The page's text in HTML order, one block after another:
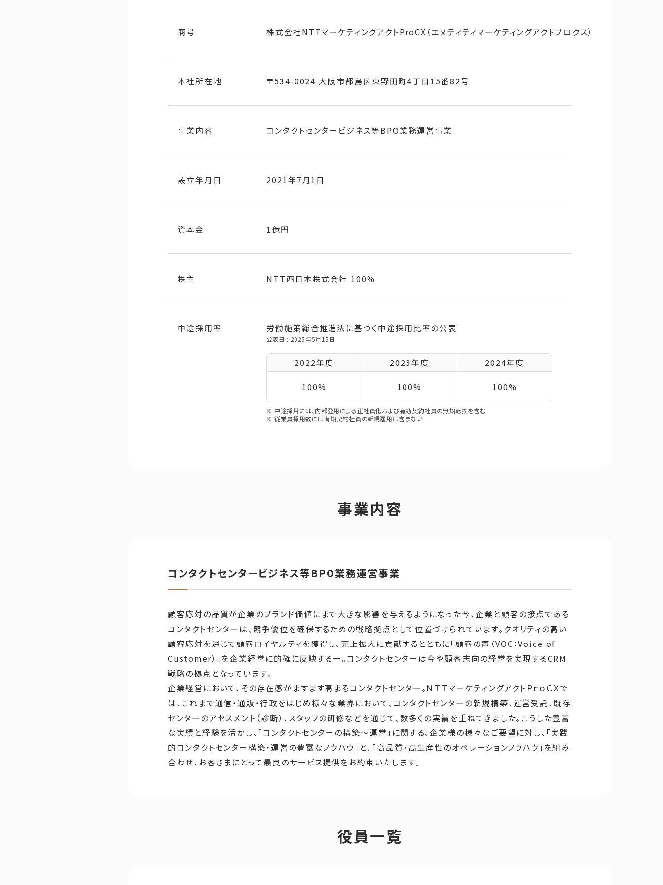
商号 株式会社NTTマーケティングアクトProCX（エヌティティマーケティングアクトプロクス）
本社所在地 〒534-0024 大阪市都島区東野田町4丁目15番82号
事業内容 コンタクトセンタービジネス等BPO業務運営事業
設立年月日 2021年7月1日
資本金 1億円
株主 NTT西日本株式会社 100%
中途採用率 労働施策総合推進法に基づく中途採用比率の公表
公表日 : 2025年5月15日
2022年度 2023年度 2024年度
100% 100% 100%
※ 中途採用には、内部登用による正社員化および有効契約社員の無期転換を含む
※ 従業員採用数には有期契約社員の新規雇用は含まない
事業内容
コンタクトセンタービジネス等BPO業務運営事業
顧客応対の品質が企業のブランド価値にまで大きな影響を与えるようになった今、企業と顧客の接点である
コンタクトセンターは、競争優位を確保するための戦略拠点として位置づけられています。クオリティの高い
顧客応対を通じて顧客ロイヤルティを獲得し、売上拡大に貢献するとともに「顧客の声（VOC：Voice of
Customer）」を企業経営に的確に反映するー。コンタクトセンターは今や顧客志向の経営を実現するCRM
戦略の拠点となっています。
企業経営において、その存在感がますます高まるコンタクトセンター。ＮＴＴマーケティングアクトＰｒｏＣＸで
は、これまで通信・通販・行政をはじめ様々な業界において、コンタクトセンターの新規構築、運営受託、既存
センターのアセスメント（診断）、スタッフの研修などを通じて、数多くの実績を重ねてきました。こうした豊富
な実績と経験を活かし、「コンタクトセンターの構築～運営」に関する、企業様の様々なご要望に対し、「実践
的コンタクトセンター構築・運営の豊富なノウハウ」と、「高品質・高生産性のオペレーションノウハウ」を組み
合わせ、お客さまにとって最良のサービス提供をお約束いたします。
役員一覧